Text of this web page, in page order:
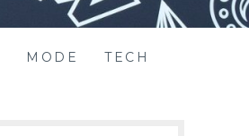
MODE TECH